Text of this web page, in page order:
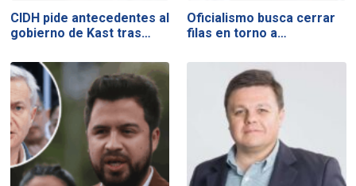
CIDH pide antecedentes al
gobierno de Kast tras…
Oficialismo busca cerrar
filas en torno a…